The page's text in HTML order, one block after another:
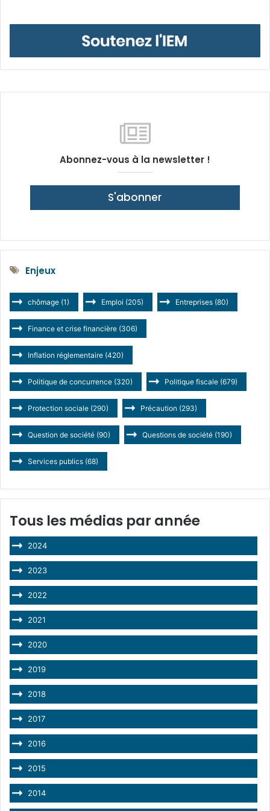
Abonnez-vous à la newsletter !
S'abonner
Enjeux
chômage (1) Emploi (205) Entreprises (80)
Finance et crise financière (306)
Inflation réglementaire (420)
Politique de concurrence (320) Politique fiscale (679)
Protection sociale (290) Précaution (293)
Question de société (90) Questions de société (190)
Services publics (68)
Tous les médias par année
2024
2023
2022
2021
2020
2019
2018
2017
2016
2015
2014